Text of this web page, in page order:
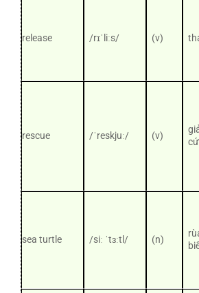
release /rɪˈliːs/ (v)
rescue /ˈreskjuː/ (v)
sea turtle /siː ˈtɜːtl/ (n)